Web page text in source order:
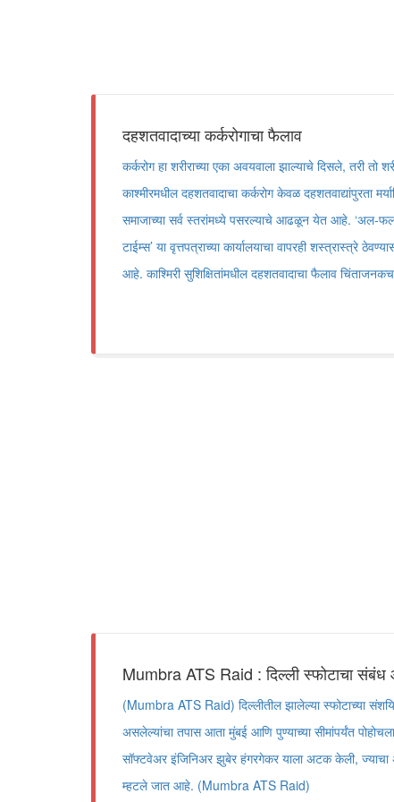
दहशतवादाच्या कर्करोगाचा फैलाव
कर्करोग हा शरीराच्या एका अवयवाला झाल्याचे दिसले, तरी तो
काश्मीरमधील दहशतवादाचा कर्करोग केवळ दहशतवाद्यांपुरता
समाजाच्या सर्व स्तरांमध्ये पसरल्याचे आढळून येत आहे. ‘अल-फला’
टाईम्स’ या वृत्तपत्राच्या कार्यालयाचा वापरही शस्त्रास्त्रे
आहे. काश्मिरी सुशिक्षितांमधील दहशतवादाचा फैलाव
Mumbra ATS Raid : दिल्ली स्फोटाचा संबंध
(Mumbra ATS Raid) दिल्लीतील झालेल्या स्फोटाच्या
असलेल्यांचा तपास आता मुंबई आणि पुण्याच्या सीमांपर्यंत
सॉफ्टवेअर इंजिनिअर झुबेर हंगरगेकर याला अटक केली,
म्हटले जात आहे. (Mumbra ATS Raid)